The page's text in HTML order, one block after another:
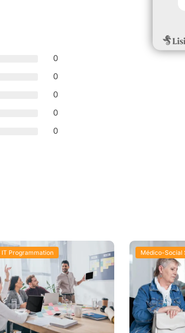
0
0
0
0
0
IT Programmation Médico-Social